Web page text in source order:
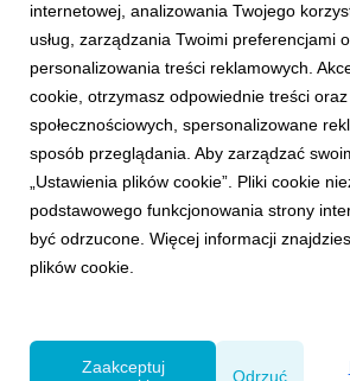
THOUGHT LEADERSHIP
Paula Sołtysiak w jury Effie
29 maja 2026
Paula Sołtysiak, Strategy Director w
wybrana do jury Effie Awards Poland
oceniała prace zgłoszone w grupie VI,
internetowej, analizowania Twojego
usług, zarządzania Twoimi preferencjami
personalizowania treści reklamowych.
cookie, otrzymasz odpowiednie treści
społecznościowych, spersonalizowane
sposób przeglądania. Aby zarządzać
„Ustawienia plików cookie”. Pliki cookie
podstawowego funkcjonowania strony
być odrzucone. Więcej informacji
plików cookie.
Zaakceptuj
Odrzuć